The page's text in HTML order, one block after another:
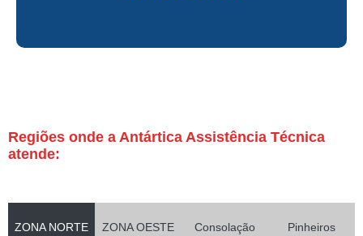
Regiões onde a Antártica Assistência Técnica
atende:
ZONA NORTE ZONA OESTE Consolação Pinheiros